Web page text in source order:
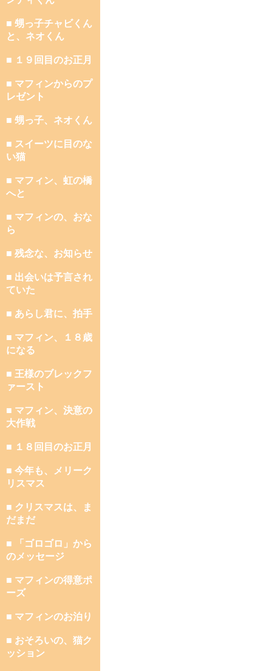
■ 甥っ子チャビくん
と、ネオくん
■ １９回目のお正月
■ マフィンからのプ
レゼント
■ 甥っ子、ネオくん
■ スイーツに目のな
い猫
■ マフィン、虹の橋
へと
■ マフィンの、おな
ら
■ 残念な、お知らせ
■ 出会いは予言され
ていた
■ あらし君に、拍手
■ マフィン、１８歳
になる
■ 王様のブレックフ
ァースト
■ マフィン、決意の
大作戦
■ １８回目のお正月
■ 今年も、メリーク
リスマス
■ クリスマスは、ま
だまだ
■ 「ゴロゴロ」から
のメッセージ
■ マフィンの得意ポ
ーズ
■ マフィンのお泊り
■ おそろいの、猫ク
ッション